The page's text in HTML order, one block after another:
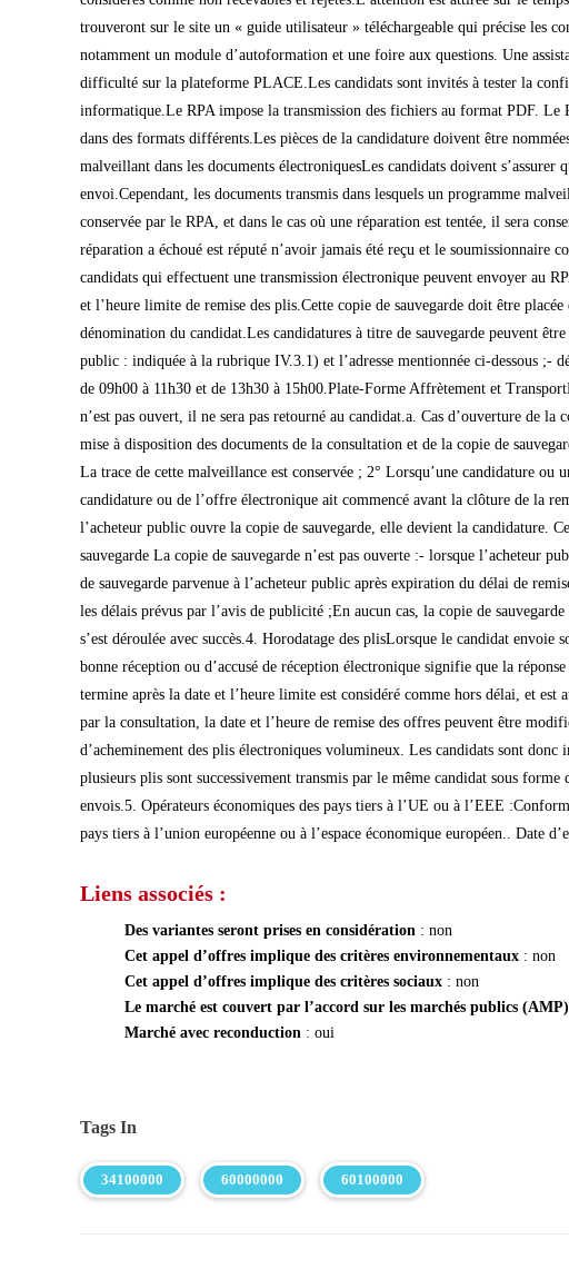
Liens associés :
Des variantes seront prises en considération : non
Cet appel d’offres implique des critères environnementaux : non
Cet appel d’offres implique des critères sociaux : non
Le marché est couvert par l’accord sur les marchés publics (AMP)
Marché avec reconduction : oui
Tags In
34100000 60000000 60100000